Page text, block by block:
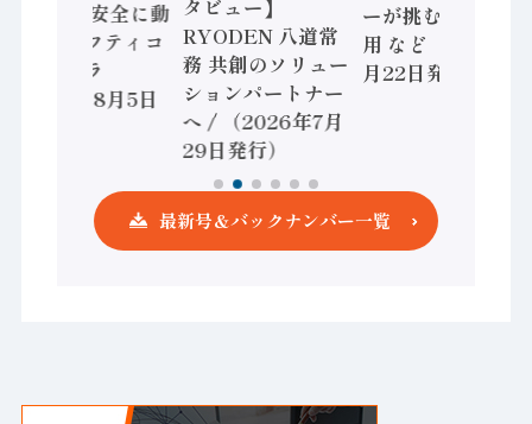
/ IDEC、安全に動
かすセーフティコ
ントローラ
（2026年8月5日
タビュー】
RYODEN 八道常
務 共創のソリュー
ションパートナー
へ / （2026年7月
29日発行）
ーが挑むデータ活
用 など（2026年7
月22日発行）
最新号＆バックナンバー一覧